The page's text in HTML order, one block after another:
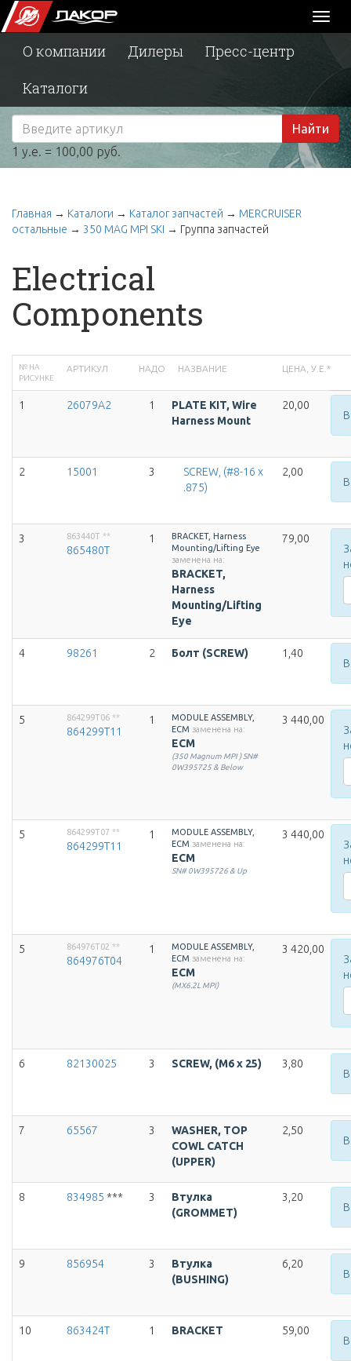
О компании Дилеры
Пресс-центр
Каталоги
Найти
1 у.е. = 100,00 руб.
Главная → Каталоги → Каталог запчастей → MERCRUISER
остальные → 350 MAG MPI SKI → Группа запчастей
Electrical
Components
№ НА
РИСУНКЕ
АРТИКУЛ НАДО НАЗВАНИЕ ЦЕНА, У.Е.*
1 26079A2 1
PLATE KIT, Wire
Harness Mount
20,00
2 15001 3
SCREW, (#8-16 x
.875)
2,00
3 863440T **
865480T
1
BRACKET, Harness
Mounting/Lifting Eye
заменена на:
BRACKET,
Harness
Mounting/Lifting
Eye
79,00
4 98261 2 Болт (SCREW)
1,40
5 864299T06 **
864299T11
1
MODULE ASSEMBLY,
ECM заменена на:
ECM
(350 Magnum MPI ) SN#
0W395725 & Below
3 440,00
5 864299T07 **
864299T11
1
MODULE ASSEMBLY,
ECM заменена на:
ECM
SN# 0W395726 & Up
3 440,00
5 864976T02 **
864976T04
1
MODULE ASSEMBLY,
ECM заменена на:
ECM
(MX6.2L MPI)
3 420,00
6 82130025 3 SCREW, (M6 x 25)
3,80
7 65567 3
WASHER, TOP
COWL CATCH
(UPPER)
2,50
8 834985 *** 3
Втулка
(GROMMET)
3,20
9 856954 3
Втулка
(BUSHING)
6,20
10 863424T 1 BRACKET
59,00